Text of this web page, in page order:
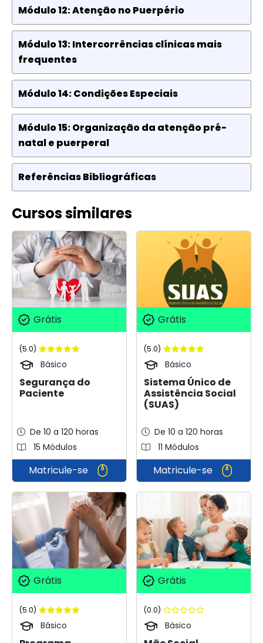
Módulo 12: Atenção no Puerpério
Módulo 13: Intercorrências clínicas mais
frequentes
Módulo 14: Condições Especiais
Módulo 15: Organização da atenção pré-
natal e puerperal
Referências Bibliográficas
Cursos similares
Grátis
(5.0)
Básico
Segurança do
Paciente
De 10 a 120 horas
15 Módulos
Matricule-se
Grátis
(5.0)
Básico
Sistema Único de
Assistência Social
(SUAS)
De 10 a 120 horas
11 Módulos
Matricule-se
Grátis
(5.0)
Básico
Grátis
(0.0)
Básico